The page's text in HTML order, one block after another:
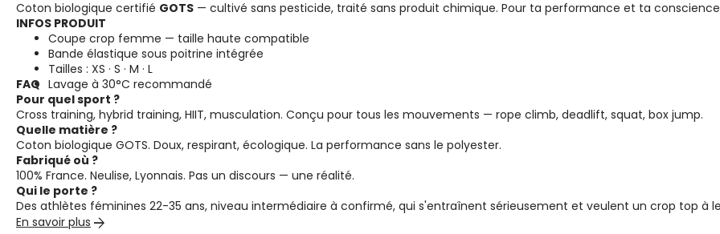
Coton biologique certifié GOTS — cultivé sans pesticide, traité sans produit chimique. Pour ta performance et ta
INFOS PRODUIT
Coupe crop femme — taille haute compatible
Bande élastique sous poitrine intégrée
Tailles : XS · S · M · L
Lavage à 30°C recommandé
FAQ
Pour quel sport ?
Cross training, hybrid training, HIIT, musculation. Conçu pour tous les mouvements — rope climb, deadlift, squat, box jump.
Quelle matière ?
Coton biologique GOTS. Doux, respirant, écologique. La performance sans le polyester.
Fabriqué où ?
100% France. Neulise, Lyonnais. Pas un discours — une réalité.
Qui le porte ?
Des athlètes féminines 22-35 ans, niveau intermédiaire à confirmé, qui s'entraînent sérieusement et veulent un crop top à
En savoir plus arrow_forward